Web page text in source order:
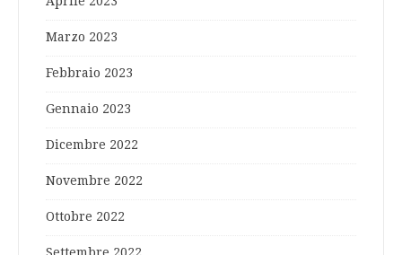
Marzo 2023
Febbraio 2023
Gennaio 2023
Dicembre 2022
Novembre 2022
Ottobre 2022